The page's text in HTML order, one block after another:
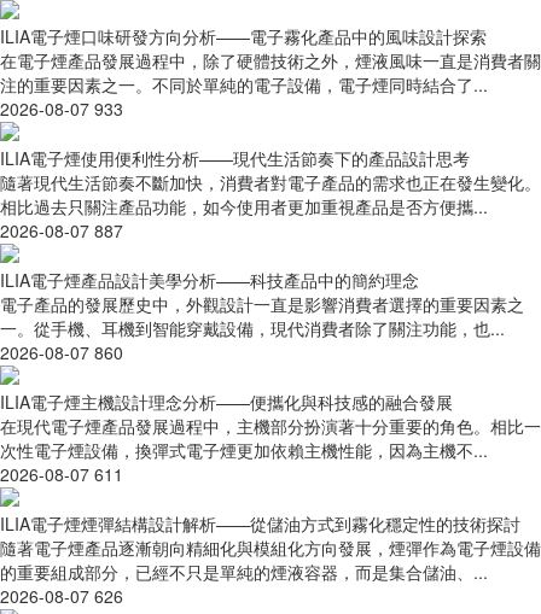
ILIA電子煙口味研發方向分析——電子霧化產品中的風味設計探索
在電子煙產品發展過程中，除了硬體技術之外，煙液風味一直是消費者關
注的重要因素之一。不同於單純的電子設備，電子煙同時結合了...
2026-08-07 933
ILIA電子煙使用便利性分析——現代生活節奏下的產品設計思考
隨著現代生活節奏不斷加快，消費者對電子產品的需求也正在發生變化。
相比過去只關注產品功能，如今使用者更加重視產品是否方便攜...
2026-08-07 887
ILIA電子煙產品設計美學分析——科技產品中的簡約理念
電子產品的發展歷史中，外觀設計一直是影響消費者選擇的重要因素之
一。從手機、耳機到智能穿戴設備，現代消費者除了關注功能，也...
2026-08-07 860
ILIA電子煙主機設計理念分析——便攜化與科技感的融合發展
在現代電子煙產品發展過程中，主機部分扮演著十分重要的角色。相比一
次性電子煙設備，換彈式電子煙更加依賴主機性能，因為主機不...
2026-08-07 611
ILIA電子煙煙彈結構設計解析——從儲油方式到霧化穩定性的技術探討
隨著電子煙產品逐漸朝向精細化與模組化方向發展，煙彈作為電子煙設備
的重要組成部分，已經不只是單純的煙液容器，而是集合儲油、...
2026-08-07 626